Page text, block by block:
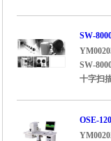
SW-
SW-
十字扫
OSE-